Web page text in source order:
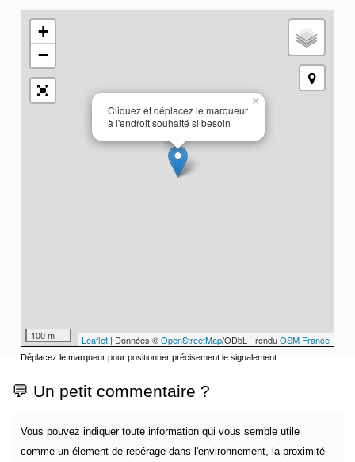
Cliquez et déplacez le marqueur
à l'endroit souhaité si besoin
×
+
−
100 m Leaflet | Données ©OpenStreetMap/ODbL - renduOSM France
Déplacez le marqueur pour positionner précisement le signalement.
💬 Un petit commentaire ?
Vous pouvez indiquer toute information qui vous semble utile
comme un élement de repérage dans l'environnement, la proximité